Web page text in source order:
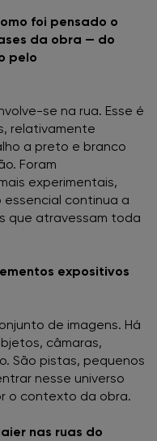
foi pensado o
da obra — do
pelo
se na rua. Esse é
relativamente
a preto e branco
Foram
experimentais,
essencial continua a
que atravessam toda
expositivos
de imagens. Há
câmaras,
São pistas, pequenos
nesse universo
o contexto da obra.
nas ruas do